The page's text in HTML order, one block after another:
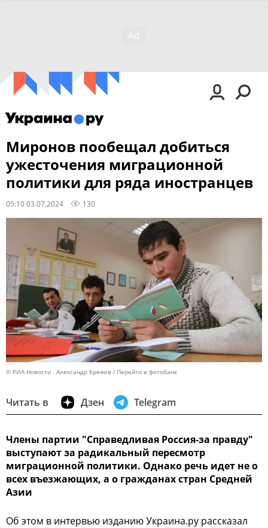
Миронов пообещал добиться
ужесточения миграционной
политики для ряда иностранцев
05:10 03.07.2024 130
© РИА Новости . Александр Кряжев Перейти в фотобанк
Читать в Дзен Telegram
Члены партии "Справедливая Россия-за правду"
выступают за радикальный пересмотр
миграционной политики. Однако речь идет не о
всех въезжающих, а о гражданах стран Средней
Азии
Об этом в интервью изданию Украина.ру рассказал